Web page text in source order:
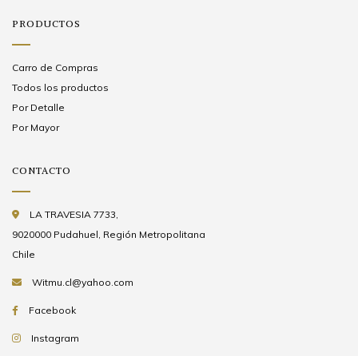
PRODUCTOS
Carro de Compras
Todos los productos
Por Detalle
Por Mayor
CONTACTO
LA TRAVESIA 7733,
9020000 Pudahuel, Región Metropolitana
Chile
Witmu.cl@yahoo.com
Facebook
Instagram